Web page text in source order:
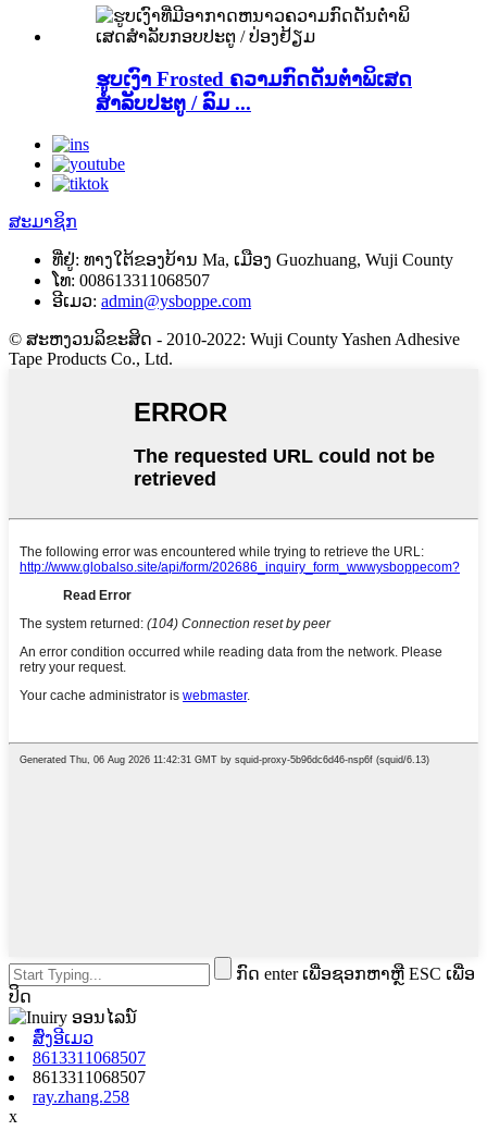
ຮູບເງົາ Frosted ຄວາມກົດດັນຕ່ໍາພິເສດ
ສໍາລັບປະຕູ / ລົມ ...
ສະມາຊິກ
ທີ່ຢູ່: ທາງ​ໃຕ້​ຂອງ​ບ້ານ Ma, ເມືອງ Guozhuang, Wuji County
ໂທ: 008613311068507
ອີເມວ: admin@ysboppe.com
© ສະຫງວນລິຂະສິດ - 2010-2022: Wuji County Yashen Adhesive
Tape Products Co., Ltd.
ກົດ enter ເພື່ອຊອກຫາຫຼື ESC ເພື່ອ
ປິດ
ສົ່ງອີເມວ
8613311068507
8613311068507
ray.zhang.258
x